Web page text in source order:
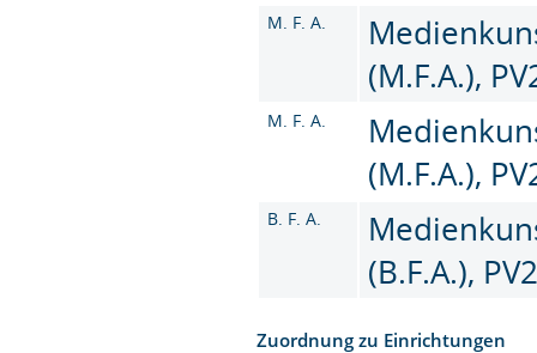
M. F. A.
(M.F.A.),
M. F. A.
(M.F.A.),
B. F. A.
(B.F.A.),
Zuordnung zu Einrichtungen